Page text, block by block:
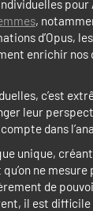
,
d’Opus,
enrichir
c’est
leur
dans
unique,
ne
de
il est